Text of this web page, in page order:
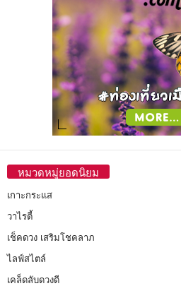
หมวดหมู่ยอดนิยม
เกาะกระแส
วาไรตี้
เช็คดวง เสริมโชคลาภ
ไลฟ์สไตล์
เคล็ดลับดวงดี